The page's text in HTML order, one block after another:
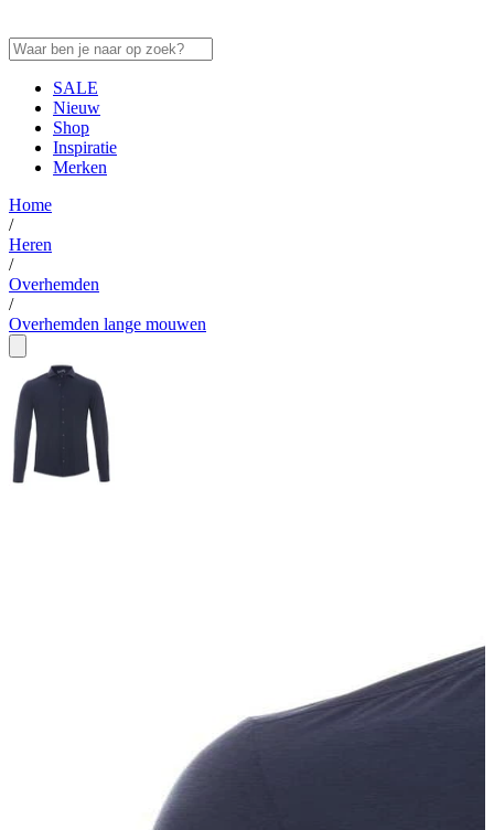
SALE
Nieuw
Shop
Inspiratie
Merken
Home
/
Heren
/
Overhemden
/
Overhemden lange mouwen